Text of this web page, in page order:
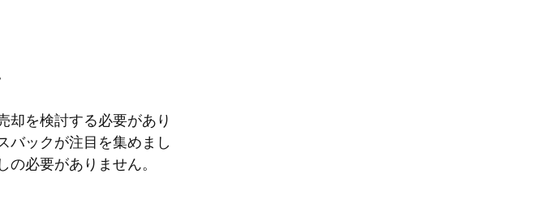
却を検討する必要があり
バックが注目を集めまし
必要がありません。